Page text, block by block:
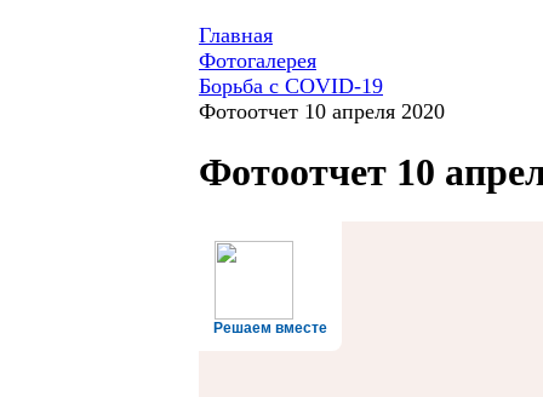
Главная
Фотогалерея
Борьба с COVID-19
Фотоотчет 10 апреля 2020
Фотоотчет 10
Решаем вместе